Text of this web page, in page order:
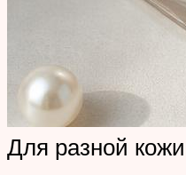
Для разной кожи